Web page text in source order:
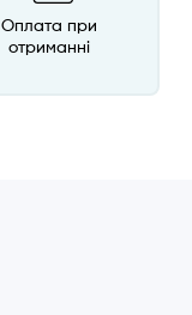
Оплата при
отриманні